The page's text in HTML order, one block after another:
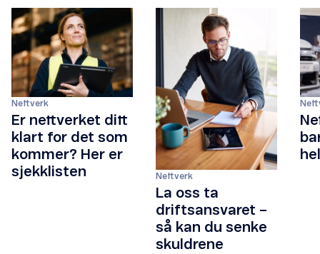
Nettverk
Er nettverket ditt
klart for det som
kommer? Her er
sjekklisten
Nettverk
La oss ta
driftsansvaret –
så kan du senke
skuldrene